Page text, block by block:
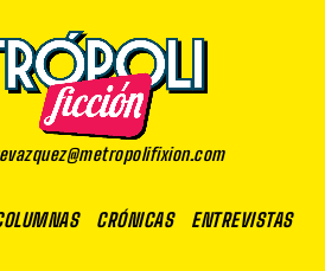
CRÓNICAS ENTREVISTAS